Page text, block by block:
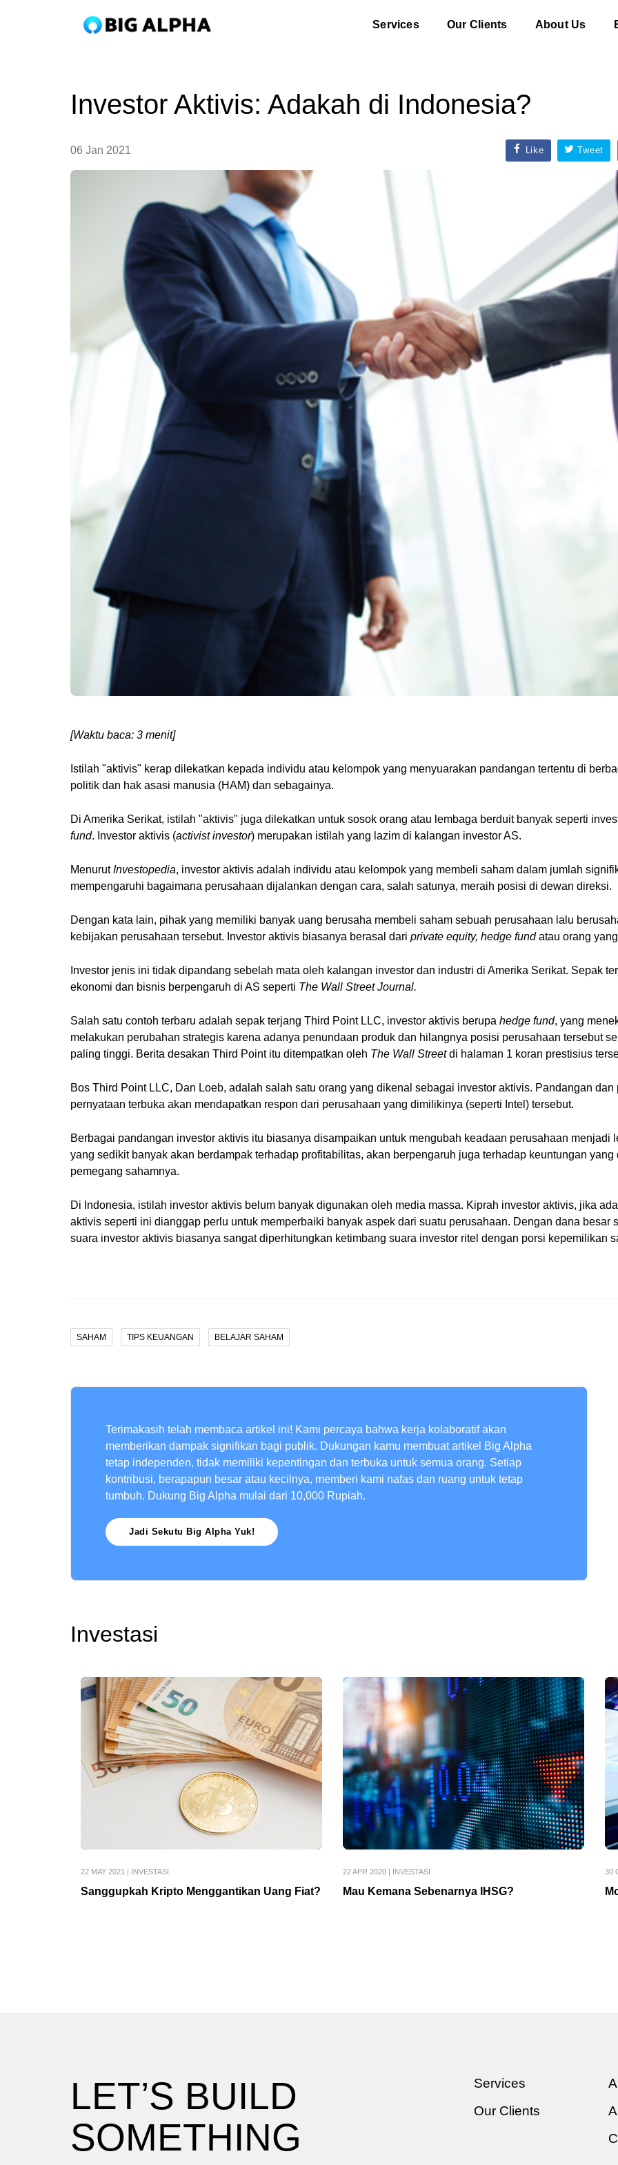
Services Our Clients About Us
Investor Aktivis: Adakah di Indonesia?
06 Jan 2021 Like Tweet
[Waktu baca: 3 menit]
Istilah "aktivis" kerap dilekatkan kepada individu atau kelompok yang menyuarakan pandangan tertentu di
politik dan hak asasi manusia (HAM) dan sebagainya.
Di Amerika Serikat, istilah "aktivis" juga dilekatkan untuk sosok orang atau lembaga berduit banyak seperti
fund. Investor aktivis (activist investor) merupakan istilah yang lazim di kalangan investor AS.
MenurutInvestopedia, investor aktivis adalah individu atau kelompok yang membeli saham dalam jumlah
mempengaruhi bagaimana perusahaan dijalankan dengan cara, salah satunya, meraih posisi di dewan direksi.
Dengan kata lain, pihak yang memiliki banyak uang berusaha membeli saham sebuah perusahaan lalu
kebijakan perusahaan tersebut. Investor aktivis biasanya berasal dari private equity, hedge fundatau orang
Investor jenis ini tidak dipandang sebelah mata oleh kalangan investor dan industri di Amerika Serikat. Sepak
ekonomi dan bisnis berpengaruh di AS seperti The Wall Street Journal.
Salah satu contoh terbaru adalah sepak terjang Third Point LLC, investor aktivis berupa hedge fund, yang
melakukan perubahan strategis karena adanya penundaan produk dan hilangnya posisi perusahaan tersebut
paling tinggi. Berita desakan Third Point itu ditempatkan oleh The Wall Streetdi halaman 1 koran prestisius
Bos Third Point LLC, Dan Loeb, adalah salah satu orang yang dikenal sebagai investor aktivis. Pandangan
pernyataan terbuka akan mendapatkan respon dari perusahaan yang dimilikinya (seperti Intel) tersebut.
Berbagai pandangan investor aktivis itu biasanya disampaikan untuk mengubah keadaan perusahaan
yang sedikit banyak akan berdampak terhadap profitabilitas, akan berpengaruh juga terhadap keuntungan
pemegang sahamnya.
Di Indonesia, istilah investor aktivis belum banyak digunakan oleh media massa. Kiprah investor aktivis, jika
aktivis seperti ini dianggap perlu untuk memperbaiki banyak aspek dari suatu perusahaan. Dengan dana besar
suara investor aktivis biasanya sangat diperhitungkan ketimbang suara investor ritel dengan porsi kepemilikan
SAHAM TIPS KEUANGAN BELAJAR SAHAM
Terimakasih telah membaca artikel ini! Kami percaya bahwa kerja kolaboratif akan
memberikan dampak signifikan bagi publik. Dukungan kamu membuat artikel Big Alpha
tetap independen, tidak memiliki kepentingan dan terbuka untuk semua orang. Setiap
kontribusi, berapapun besar atau kecilnya, memberi kami nafas dan ruang untuk tetap
tumbuh. Dukung Big Alpha mulai dari 10,000 Rupiah.
Jadi Sekutu Big Alpha Yuk!
Investasi
22 MAY 2021 | INVESTASI
Sanggupkah Kripto Menggantikan Uang Fiat?
22 APR 2020| INVESTASI
Mau Kemana Sebenarnya IHSG?
30
LET’S BUILD
SOMETHING
Services
Our Clients